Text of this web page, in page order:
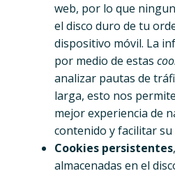
web, por lo que
el disco duro de tu
dispositivo móvil. La
por medio de estas
analizar pautas de
larga, esto nos
mejor experiencia de
contenido y facilitar su
Cookies persistentes
almacenadas en el